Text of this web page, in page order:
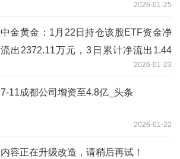
2026-01-25
中金黄金：1月22日持仓该股ETF资金净
流出2372.11万元，3日累计净流出1.44
2026-01-23
7-11成都公司增资至4.8亿_头条
2026-01-22
内容正在升级改造，请稍后再试！